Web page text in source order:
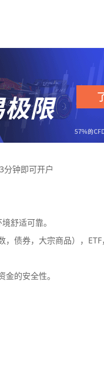
分钟即可开户
舒适可靠。
债券，大宗商品），
的安全性。